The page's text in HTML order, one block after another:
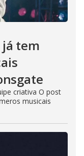
já tem
criativa O post
musicais